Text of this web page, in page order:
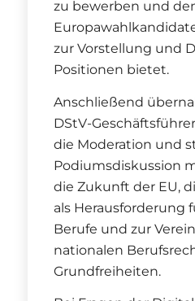
zu bewerben und
zur Vorstellung und
Positionen bietet.
Anschließend
DStV-
die Moderation und
Podiumsdiskussion
die Zukunft der EU,
als Herausforderung
Berufe und zur
nationalen
Grundfreiheiten.